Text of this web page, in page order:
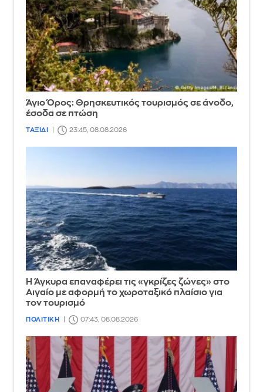
Άγιο Όρος: Θρησκευτικός τουρισμός σε άνοδο,
έσοδα σε πτώση
ΤΑΞΙΔΙ 23:45, 08.08.2026
Η Άγκυρα επαναφέρει τις «γκρίζες ζώνες» στο
Αιγαίο με αφορμή το χωροταξικό πλαίσιο για
τον τουρισμό
ΠΟΛΙΤΙΚΗ 07:43, 08.08.2026